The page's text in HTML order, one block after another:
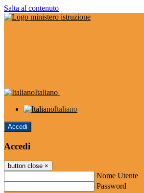
Salta al contenuto
Italiano
Italiano
Accedi
Accedi
button close ×
Nome Utente
Password